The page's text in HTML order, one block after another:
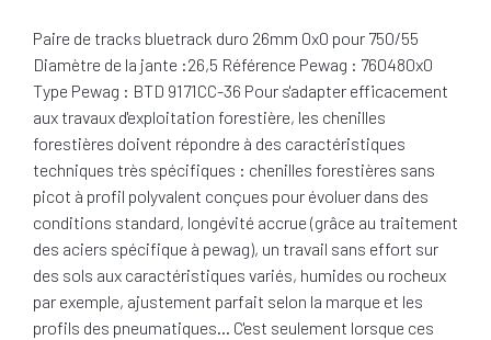
Paire de tracks bluetrack duro 26mm 0x0 pour 750/55
Diamètre de la jante :26,5 Référence Pewag : 760480x0
Type Pewag : BTD 9171CC-36 Pour s'adapter efficacement
aux travaux d'exploitation forestière, les chenilles
forestières doivent répondre à des caractéristiques
techniques très spécifiques : chenilles forestières sans
picot à profil polyvalent conçues pour évoluer dans des
conditions standard, longévité accrue (grâce au traitement
des aciers spécifique à pewag), un travail sans effort sur
des sols aux caractéristiques variés, humides ou rocheux
par exemple, ajustement parfait selon la marque et les
profils des pneumatiques… C'est seulement lorsque ces